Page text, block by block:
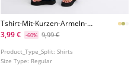
Tshirt-Mit-Kurzen-Armeln-
Und-Vausschnitt
3,99 € -60% 9,99 €
Product_Type_Split:Shirts
Size Type: Regular